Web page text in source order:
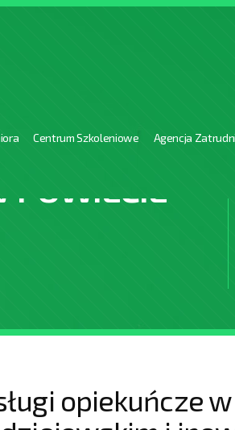
Centrum Szkoleniowe Agencja
POWIECIE
opiekuńcze